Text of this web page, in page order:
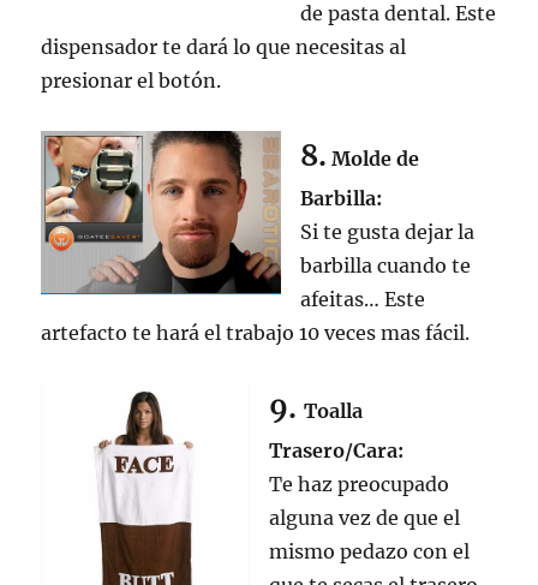
de pasta dental. Este
dispensador te dará lo que necesitas al
presionar el botón.
8. Molde de
Barbilla:
Si te gusta dejar la
barbilla cuando te
afeitas… Este
artefacto te hará el trabajo 10 veces mas fácil.
9.Toalla
Trasero/Cara:
Te haz preocupado
alguna vez de que el
mismo pedazo con el